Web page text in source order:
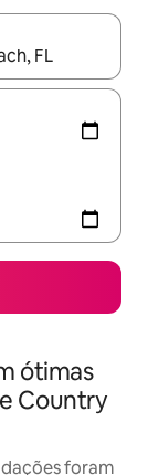
explore-os
ótimas
Country
foram